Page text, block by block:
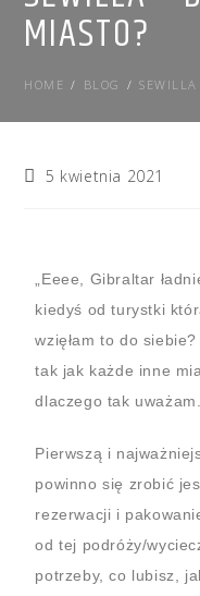
MIASTO?
HOME / BLOG / SEWILLA
5 kwietnia 2021
„Eeee, Gibraltar
kiedyś od turystki
wzięłam to do
tak jak każde inne
dlaczego tak uważam.
Pierwszą i
powinno się zrobić
rezerwacji i
od tej podróży/
potrzeby, co lubisz,